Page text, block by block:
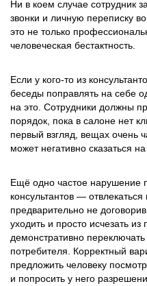
Ни в коем случае сотрудник
звонки и личную переписку
это не только
человеческая бестактность.
Если у кого-то из
беседы поправлять на себе
на это. Сотрудники должны
порядок, пока в салоне нет
первый взгляд, вещах очень
может негативно сказаться
Ещё одно частое нарушение
консультантов — отвлекаться
предварительно не
уходить и просто исчезать
демонстративно
потребителя. Корректный
предложить человеку
и попросить у него